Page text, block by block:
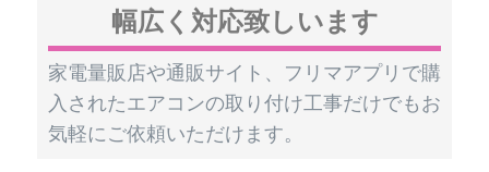
幅広く対応致しいます
家電量販店や通販サイト、フリマアプリで購
入されたエアコンの取り付け工事だけでもお
気軽にご依頼いただけます。